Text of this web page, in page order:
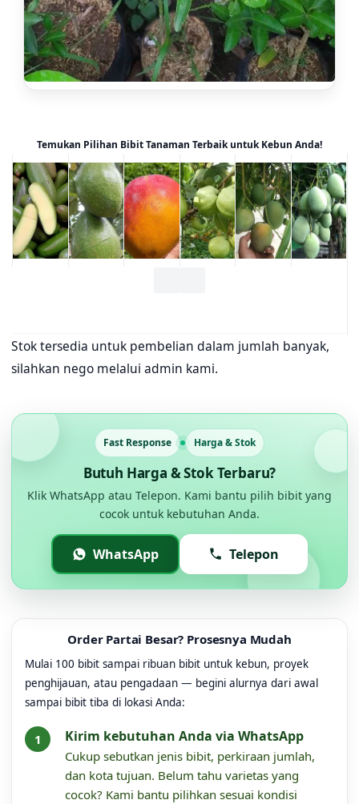
Temukan Pilihan Bibit Tanaman Terbaik untuk Kebun Anda!
Stok tersedia untuk pembelian dalam jumlah banyak,
silahkan nego melalui admin kami.
Fast Response Harga & Stok
Butuh Harga & Stok Terbaru?
Klik WhatsApp atau Telepon. Kami bantu pilih bibit yang
cocok untuk kebutuhan Anda.
WhatsApp Telepon
Order Partai Besar? Prosesnya Mudah
Mulai 100 bibit sampai ribuan bibit untuk kebun, proyek
penghijauan, atau pengadaan — begini alurnya dari awal
sampai bibit tiba di lokasi Anda:
Kirim kebutuhan Anda via WhatsApp
Cukup sebutkan jenis bibit, perkiraan jumlah,
dan kota tujuan. Belum tahu varietas yang
cocok? Kami bantu pilihkan sesuai kondisi